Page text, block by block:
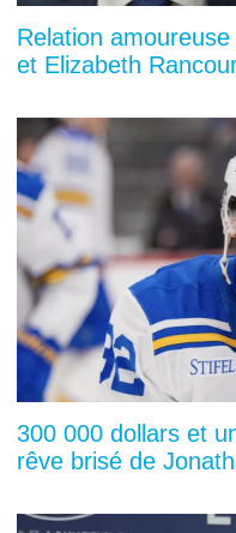
Relation
et Elizabeth
300 000 dollars et
rêve brisé de